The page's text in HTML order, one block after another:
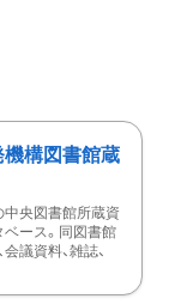
機構図書館蔵
中央図書館所蔵資
ース。同図書館
議資料、雑誌、